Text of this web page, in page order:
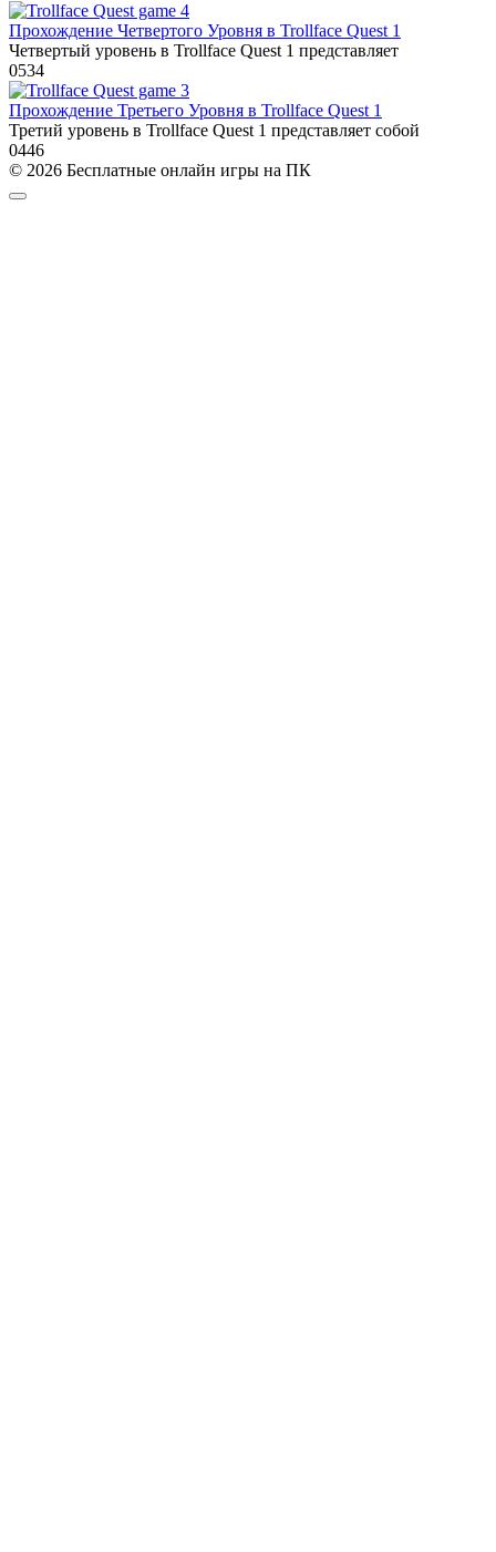
Прохождение Четвертого Уровня в Trollface Quest 1
Четвертый уровень в Trollface Quest 1 представляет
0534
Прохождение Третьего Уровня в Trollface Quest 1
Третий уровень в Trollface Quest 1 представляет собой
0446
© 2026 Бесплатные онлайн игры на ПК